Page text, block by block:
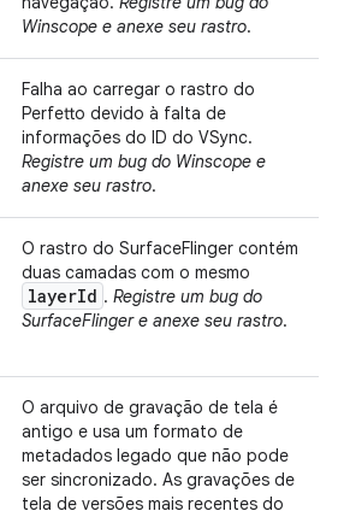
Winscope e anexe seu rastro.
Falha ao carregar o rastro do
Perfetto devido à falta de
informações do ID do VSync.
Registre um bug do Winscope e
anexe seu rastro.
O rastro do SurfaceFlinger contém
duas camadas com o mesmo
layerId . Registre um bug do
SurfaceFlinger e anexe seu rastro.
O arquivo de gravação de tela é
antigo e usa um formato de
metadados legado que não pode
ser sincronizado. As gravações de
tela de versões mais recentes do